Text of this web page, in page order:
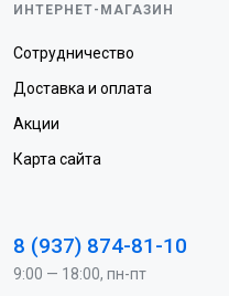
ИНТЕРНЕТ-МАГАЗИН
Сотрудничество
Доставка и оплата
Акции
Карта сайта
8 (937) 874-81-10
9:00 — 18:00, пн-пт